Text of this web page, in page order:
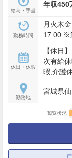
給与・手当
年収450
勤務時間
月火木
17:00 ※
休日・休暇
【休日
次有給
暇,介護
勤務地
宮城県
閲覧状況